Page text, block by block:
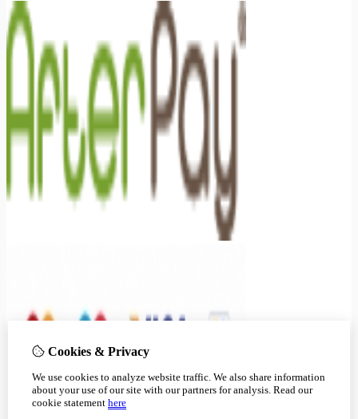
Cookies & Privacy
We use cookies to analyze website traffic. We also share information
about your use of our site with our partners for analysis. Read our
cookie statement here